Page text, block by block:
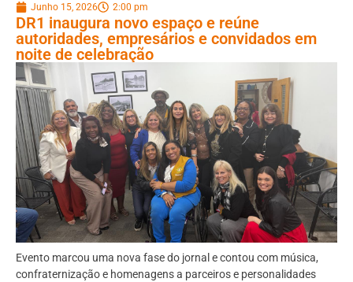
Junho 15, 2026 2:00 pm
DR1 inaugura novo espaço e reúne
autoridades, empresários e convidados em
noite de celebração
Evento marcou uma nova fase do jornal e contou com música,
confraternização e homenagens a parceiros e personalidades